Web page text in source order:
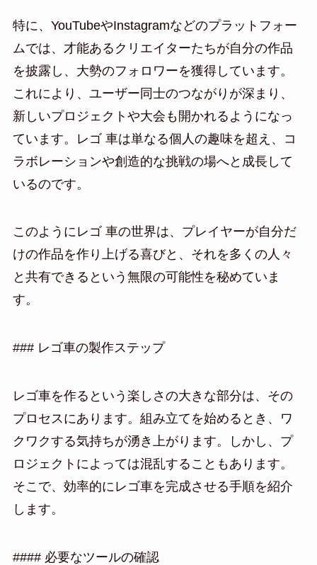
特に、YouTubeやInstagramなどのプラットフォー
ムでは、才能あるクリエイターたちが自分の作品
を披露し、大勢のフォロワーを獲得しています。
これにより、ユーザー同士のつながりが深まり、
新しいプロジェクトや大会も開かれるようになっ
ています。レゴ 車は単なる個人の趣味を超え、コ
ラボレーションや創造的な挑戦の場へと成長して
いるのです。
このようにレゴ 車の世界は、プレイヤーが自分だ
けの作品を作り上げる喜びと、それを多くの人々
と共有できるという無限の可能性を秘めていま
す。
### レゴ車の製作ステップ
レゴ車を作るという楽しさの大きな部分は、その
プロセスにあります。組み立てを始めるとき、ワ
クワクする気持ちが湧き上がります。しかし、プ
ロジェクトによっては混乱することもあります。
そこで、効率的にレゴ車を完成させる手順を紹介
します。
#### 必要なツールの確認